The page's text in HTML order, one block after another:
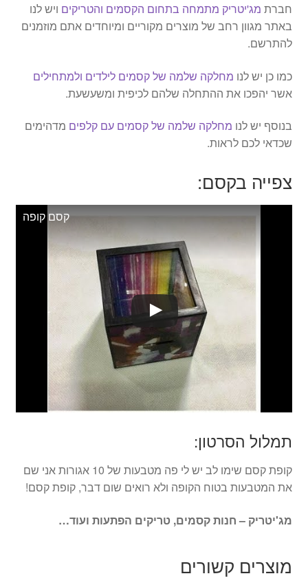
חברת מג'יטריק מתמחה בתחום הקסמים והטריקים ויש לנו
באתר מגוון רחב של מוצרים מקוריים ומיוחדים אתם מוזמנים
להתרשם.
כמו כן יש לנו מחלקה שלמה של קסמים לילדים ולמתחילים
אשר יהפכו את ההתחלה שלהם לכיפית ומשעשעת.
בנוסף יש לנו מחלקה שלמה של קסמים עם קלפים מדהימים
שכדאי לכם לראות.
צפייה בקסם:
קסם קופה
תמלול הסרטון:
קופת קסם שימו לב יש לי פה מטבעות של 10 אגורות אני שם
את המטבעות בטוח הקופה ולא רואים שום דבר, קופת קסם!
מג'יטריק – חנות קסמים, טריקים הפתעות ועוד…
מוצרים קשורים